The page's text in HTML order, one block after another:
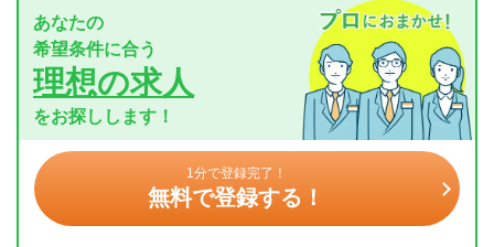
あなたの
希望条件に合う
理想の求人
をお探しします！
1分で登録完了！
無料で登録する！